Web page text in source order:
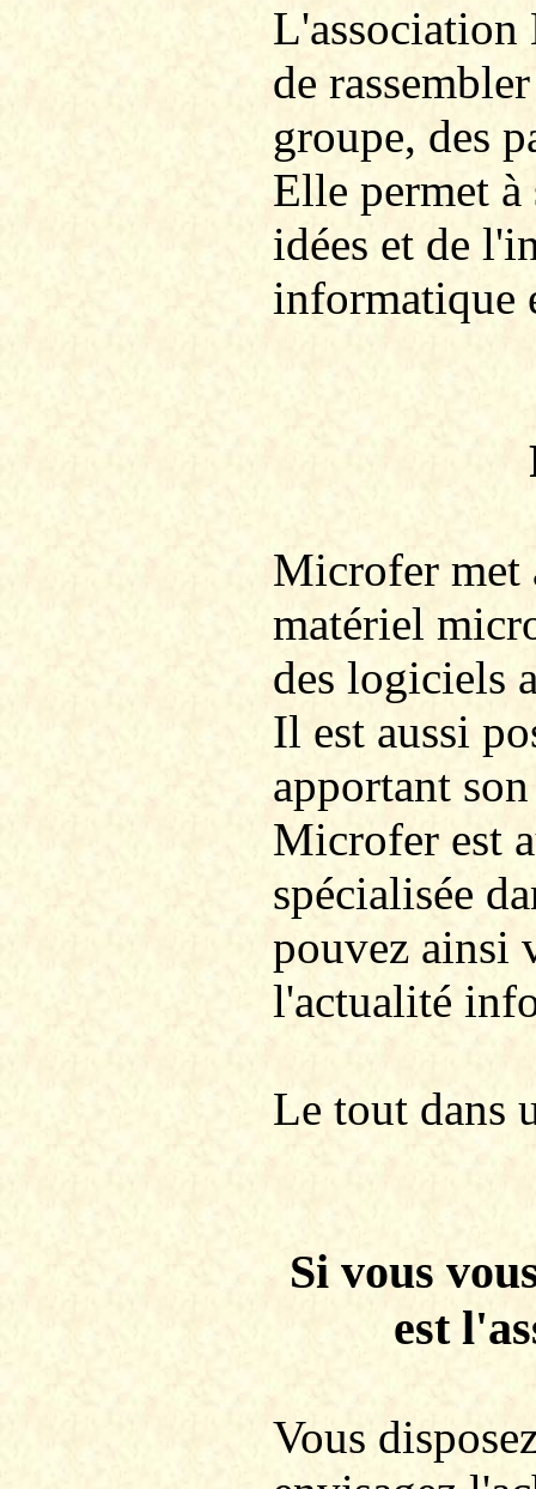
L'association
de
groupe, des
Elle permet à
idées et de
informatique
Microfer met
matériel
des logiciels
Il est aussi
apportant
Microfer est
spécialisée
pouvez ainsi
l'actualité
Le tout dans
Si vous
est
Vous